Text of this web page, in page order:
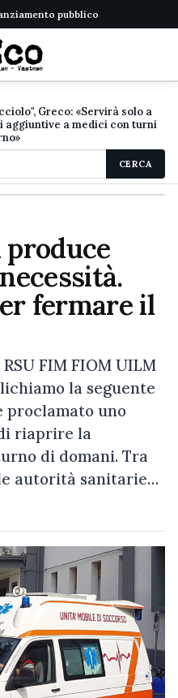
pubblico
Greco: «Servirà solo a
aggiuntive a medici con turni
CERCA
produce
fermare il
FIM FIOM UILM
la seguente
proclamato uno
riaprire la
di domani. Tra
autorità sanitarie…